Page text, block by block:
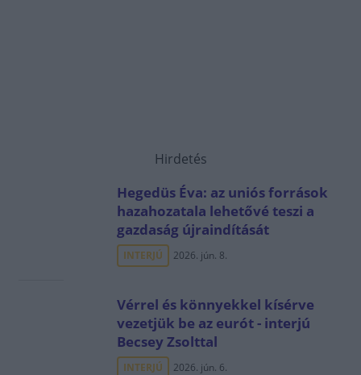
Hirdetés
Hegedüs Éva: az uniós források
hazahozatala lehetővé teszi a
gazdaság újraindítását
INTERJÚ 2026. jún. 8.
Vérrel és könnyekkel kísérve
vezetjük be az eurót - interjú
Becsey Zsolttal
INTERJÚ 2026. jún. 6.